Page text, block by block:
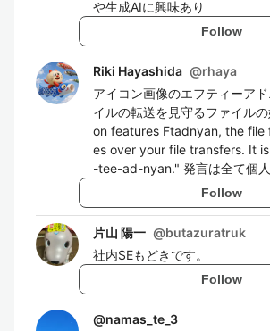
や生成AIに興味あり
Follow
Riki Hayashida @rhaya
アイコン画像のエフティーア
イルの転送を見守るファイル
on features Ftadnyan, the
es over your file transfers. It
-tee-ad-nyan." 発言は全て個人
Follow
片山 陽一 @butazuratruk
社内SEもどきです。
Follow
@namas_te_3